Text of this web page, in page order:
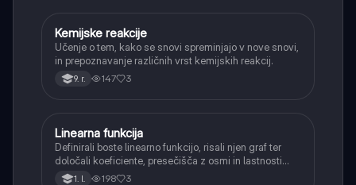
Naravoslovje
Kemijske reakcije
Učenje o tem, kako se snovi spreminjajo v nove snovi,
in prepoznavanje različnih vrst kemijskih reakcij.
9. r. 147 3
Matematika
Linearna funkcija
Definirali boste linearno funkcijo, risali njen graf ter
določali koeficiente, presečišča z osmi in lastnosti
(naraščanje/padanje).
1. l. 198 3